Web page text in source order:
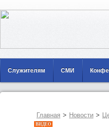
Служителям СМИ
Главная > Новости >
ВИДЕО